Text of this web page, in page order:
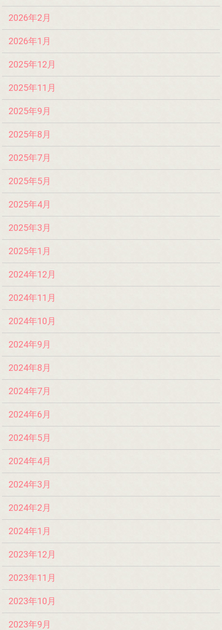
2026年2月
2026年1月
2025年12月
2025年11月
2025年9月
2025年8月
2025年7月
2025年5月
2025年4月
2025年3月
2025年1月
2024年12月
2024年11月
2024年10月
2024年9月
2024年8月
2024年7月
2024年6月
2024年5月
2024年4月
2024年3月
2024年2月
2024年1月
2023年12月
2023年11月
2023年10月
2023年9月